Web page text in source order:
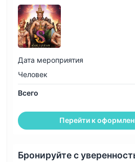
Местоположение
Как добраться туда
Как воспользоваться
Политика отмены
Дата мероприятия
Человек
Всего
Перейти к
Бронируйте с